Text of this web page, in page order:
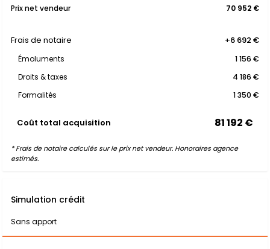
Prix net vendeur
70 952 €
Frais de notaire +6 692 €
Émoluments
1 156 €
Droits & taxes
4 186 €
Formalités
1 350 €
Coût total acquisition 81 192 €
* Frais de notaire calculés sur le prix net vendeur. Honoraires agence
estimés.
Simulation crédit
Sans apport